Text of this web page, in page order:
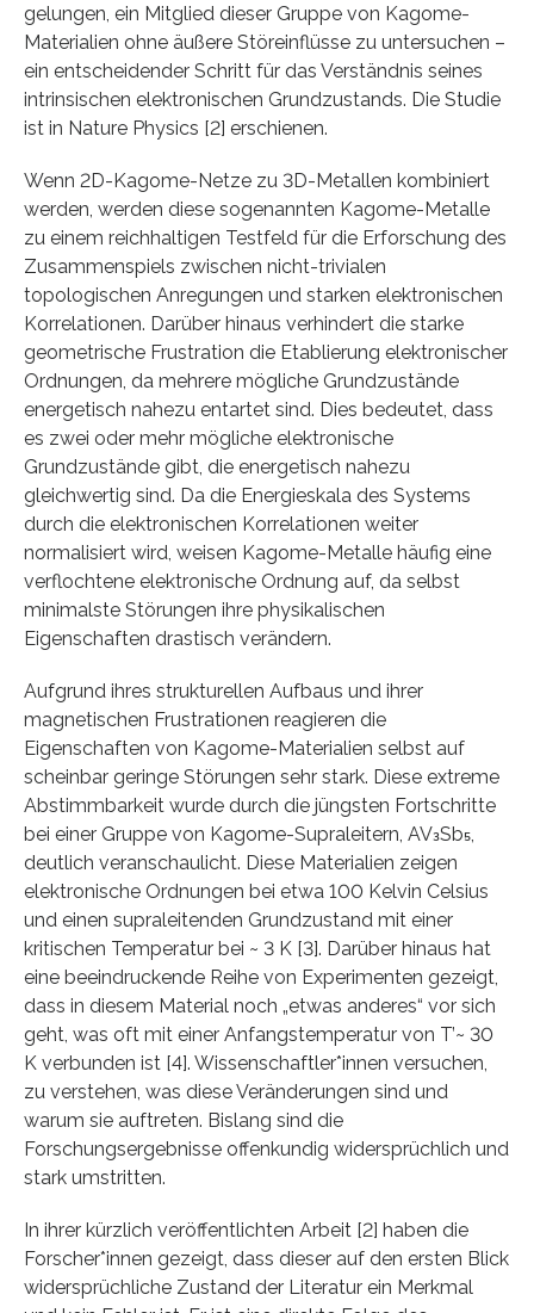
gelungen, ein Mitglied dieser Gruppe von Kagome-
Materialien ohne äußere Störeinflüsse zu untersuchen –
ein entscheidender Schritt für das Verständnis seines
intrinsischen elektronischen Grundzustands. Die Studie
ist in Nature Physics [2] erschienen.
Wenn 2D-Kagome-Netze zu 3D-Metallen kombiniert
werden, werden diese sogenannten Kagome-Metalle
zu einem reichhaltigen Testfeld für die Erforschung des
Zusammenspiels zwischen nicht-trivialen
topologischen Anregungen und starken elektronischen
Korrelationen. Darüber hinaus verhindert die starke
geometrische Frustration die Etablierung elektronischer
Ordnungen, da mehrere mögliche Grundzustände
energetisch nahezu entartet sind. Dies bedeutet, dass
es zwei oder mehr mögliche elektronische
Grundzustände gibt, die energetisch nahezu
gleichwertig sind. Da die Energieskala des Systems
durch die elektronischen Korrelationen weiter
normalisiert wird, weisen Kagome-Metalle häufig eine
verflochtene elektronische Ordnung auf, da selbst
minimalste Störungen ihre physikalischen
Eigenschaften drastisch verändern.
Aufgrund ihres strukturellen Aufbaus und ihrer
magnetischen Frustrationen reagieren die
Eigenschaften von Kagome-Materialien selbst auf
scheinbar geringe Störungen sehr stark. Diese extreme
Abstimmbarkeit wurde durch die jüngsten Fortschritte
bei einer Gruppe von Kagome-Supraleitern, AV₃Sb₅,
deutlich veranschaulicht. Diese Materialien zeigen
elektronische Ordnungen bei etwa 100 Kelvin Celsius
und einen supraleitenden Grundzustand mit einer
kritischen Temperatur bei ~ 3 K [3]. Darüber hinaus hat
eine beeindruckende Reihe von Experimenten gezeigt,
dass in diesem Material noch „etwas anderes“ vor sich
geht, was oft mit einer Anfangstemperatur von T’~ 30
K verbunden ist [4]. Wissenschaftler*innen versuchen,
zu verstehen, was diese Veränderungen sind und
warum sie auftreten. Bislang sind die
Forschungsergebnisse offenkundig widersprüchlich und
stark umstritten.
In ihrer kürzlich veröffentlichten Arbeit [2] haben die
Forscher*innen gezeigt, dass dieser auf den ersten Blick
widersprüchliche Zustand der Literatur ein Merkmal